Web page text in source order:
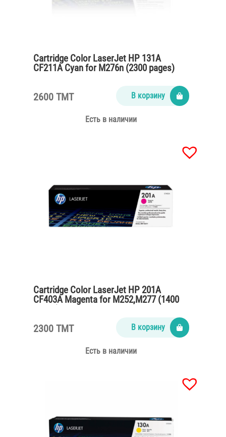
Cartridge Color LaserJet HP 131A
CF211A Cyan for M276n (2300 pages)
2600 TMT В корзину
Есть в наличии
Cartridge Color LaserJet HP 201A
CF403A Magenta for M252,M277 (1400
2300 TMT В корзину
Есть в наличии